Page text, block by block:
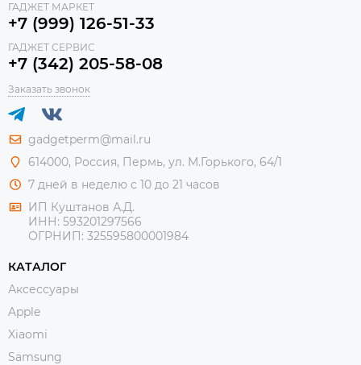
ГАДЖЕТ МАРКЕТ
+7 (999) 126-51-33
ГАДЖЕТ СЕРВИС
+7 (342) 205-58-08
Заказать звонок
gadgetperm@mail.ru
614000, Россия, Пермь, ул. М.Горького, 64/1
7 дней в неделю с 10 до 21 часов
ИП Куштанов А.Д.
ИНН: 593201297566
ОГРНИП: 325595800001984
КАТАЛОГ
Аксессуары
Apple
Xiaomi
Samsung